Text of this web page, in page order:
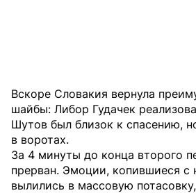
Вскоре Словакия вернула
шайбы: Либор Гудачек
Шутов был близок к спасению,
в воротах.
За 4 минуты до конца второго
прерван. Эмоции, копившиеся с
вылились в массовую